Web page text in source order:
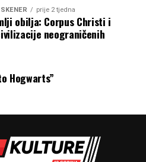
prije 2 tjedna
obilja: Corpus Christi i
neograničenih
Hogwarts”